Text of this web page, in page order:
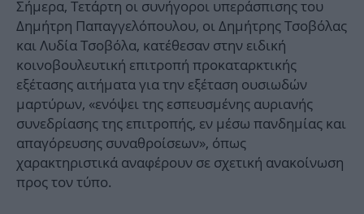
Σήμερα, Τετάρτη οι συνήγοροι υπεράσπισης του
Δημήτρη Παπαγγελόπουλου, οι Δημήτρης Τσοβόλας
και Λυδία Τσοβόλα, κατέθεσαν στην ειδική
κοινοβουλευτική επιτροπή προκαταρκτικής
εξέτασης αιτήματα για την εξέταση ουσιωδών
μαρτύρων, «ενόψει της εσπευσμένης αυριανής
συνεδρίασης της επιτροπής, εν μέσω πανδημίας και
απαγόρευσης συναθροίσεων», όπως
χαρακτηριστικά αναφέρουν σε σχετική ανακοίνωση
προς τον τύπο.